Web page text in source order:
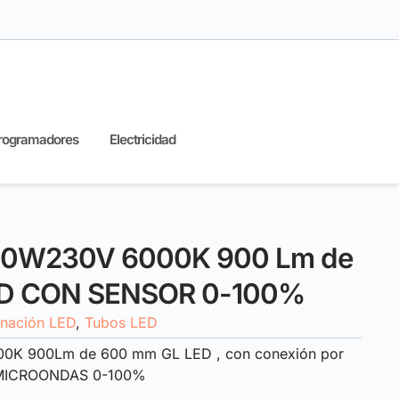
Electricidad
6000K 900 Lm de
CON SENSOR 0-100%
LED, Tubos LED
900Lm de 600 mm GL LED , con conexión por
0-100%